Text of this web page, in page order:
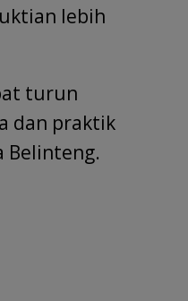
lebih
turun
dan praktik
Belinteng.